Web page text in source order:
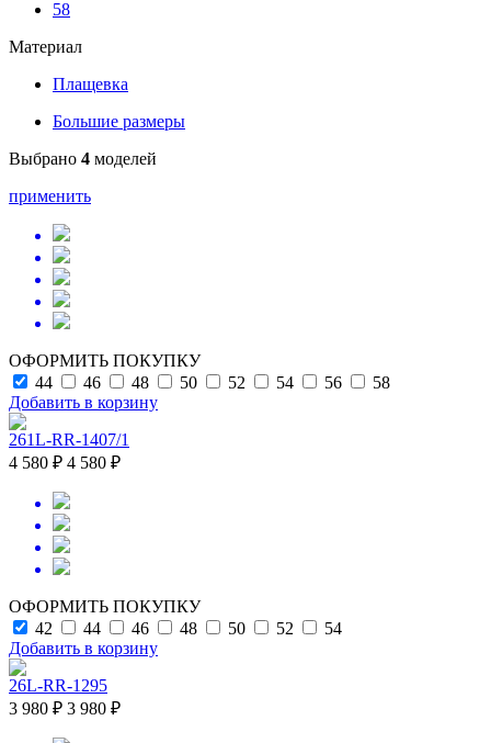
58
Материал
Плащевка
Большие размеры
Выбрано 4 моделей
применить
ОФОРМИТЬ ПОКУПКУ
44
46 48 50 52 54 56
58
Добавить в корзину
261L-RR-1407/1
4 580 ₽ 4 580 ₽
ОФОРМИТЬ ПОКУПКУ
42
44 46 48 50 52
54
Добавить в корзину
26L-RR-1295
3 980 ₽ 3 980 ₽